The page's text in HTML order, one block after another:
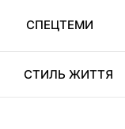
СПЕЦТЕМИ
СТИЛЬ ЖИТТЯ